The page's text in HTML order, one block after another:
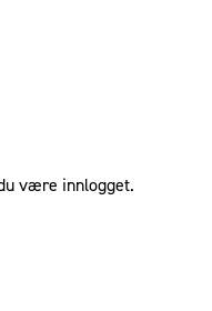
være innlogget.